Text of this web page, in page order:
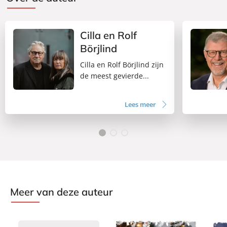
Cilla en Rolf
Börjlind
Cilla en Rolf Börjlind zijn
de meest gevierde...
Lees meer
Meer van deze auteur